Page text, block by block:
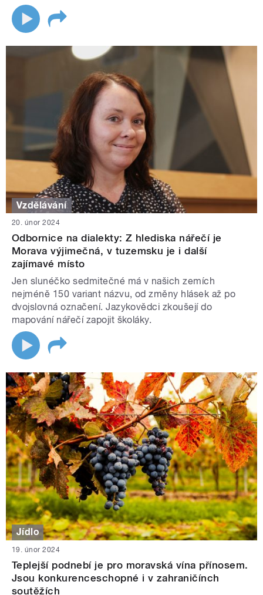
Vzdělávání
20. únor 2024
Odbornice na dialekty: Z hlediska nářečí je
Morava výjimečná, v tuzemsku je i další
zajímavé místo
Jen slunéčko sedmitečné má v našich zemích
nejméně 150 variant názvu, od změny hlásek až po
dvojslovná označení. Jazykovědci zkoušejí do
mapování nářečí zapojit školáky.
Jídlo
19. únor 2024
Teplejší podnebí je pro moravská vína přínosem.
Jsou konkurenceschopné i v zahraničínch
soutěžích